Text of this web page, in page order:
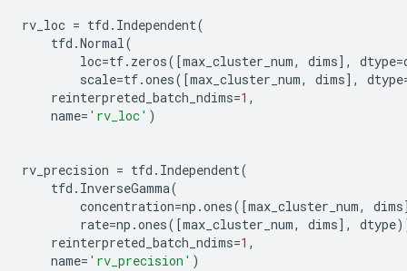
rv_loc = tfd . Independent(
tfd .Normal(
loc=tf. zeros( [max_cluster_num, dims] , dtype=
scale=tf.ones( [max_cluster_num, dims] , dtype
reinterpreted_batch_ndims=1 ,
name= 'rv_loc' )
rv_precision = tfd . Independent(
tfd . InverseGamma(
concentration=np .ones( [max_cluster_num, dims
rate=np .ones( [max_cluster_num, dims] , dtype
reinterpreted_batch_ndims=1 ,
name= 'rv_precision' )